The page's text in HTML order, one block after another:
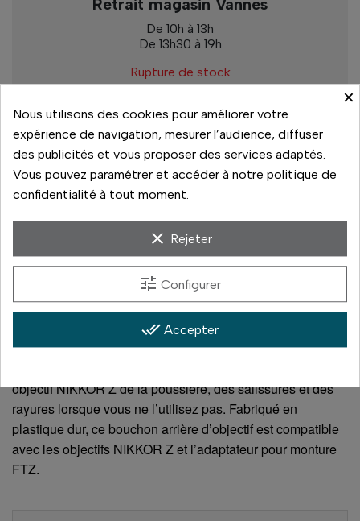
De 10h à 13h
De 13h30 à 19h
Rupture de stock
Paiement sécurisé
14 jours pour changer d'avis
Livraison rapide
Paiement 3x sans frais
objectif NIKKOR Z de la poussière, des salissures et des
rayures lorsque vous ne l’utilisez pas. Fabriqué en
plastique dur, ce bouchon arrière d’objectif est compatible
avec les objectifs NIKKOR Z et l’adaptateur pour monture
FTZ.
×
Nous utilisons des cookies pour améliorer votre
expérience de navigation, mesurer l’audience, diffuser
des publicités et vous proposer des services adaptés.
Vous pouvez paramétrer et accéder à notre politique de
confidentialité à tout moment.
clear Rejeter
tune Configurer
done_all Accepter